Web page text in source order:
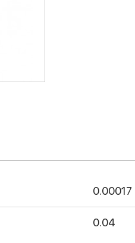
0.00017
0.04